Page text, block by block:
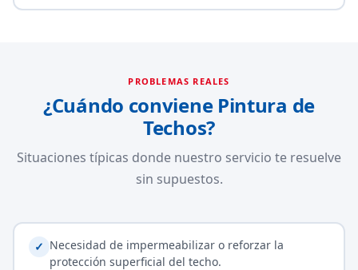
PROBLEMAS REALES
¿Cuándo conviene Pintura de
Techos?
Situaciones típicas donde nuestro servicio te resuelve
sin supuestos.
✓ Necesidad de impermeabilizar o reforzar la
protección superficial del techo.